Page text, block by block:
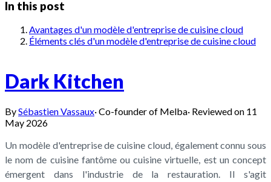
In this post
Avantages d'un modèle d'entreprise de cuisine cloud
Éléments clés d'un modèle d'entreprise de cuisine cloud
Dark Kitchen
BySébastien Vassaux·Co-founder of Melba· Reviewed on 11
May 2026
Un modèle d'entreprise de cuisine cloud, également connu sous
le nom de cuisine fantôme ou cuisine virtuelle, est un concept
émergent dans l'industrie de la restauration. Il s'agit